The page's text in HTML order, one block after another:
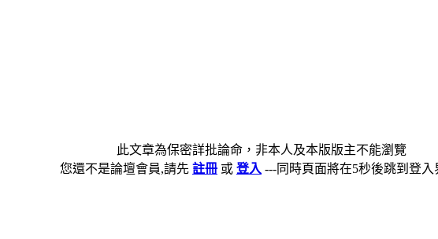
此文章為保密詳批論命，非本人及本版版主不能瀏覽
您還不是論壇會員,請先 註冊 或 登入 ---同時頁面將在5秒後跳到登入